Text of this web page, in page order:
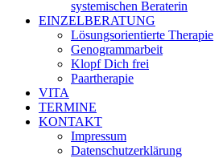
systemischen Beraterin
EINZELBERATUNG
Lösungsorientierte Therapie
Genogrammarbeit
Klopf Dich frei
Paartherapie
VITA
TERMINE
KONTAKT
Impressum
Datenschutzerklärung